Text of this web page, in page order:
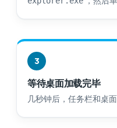
3
等待桌面加载完毕
几秒钟后，任务栏和桌